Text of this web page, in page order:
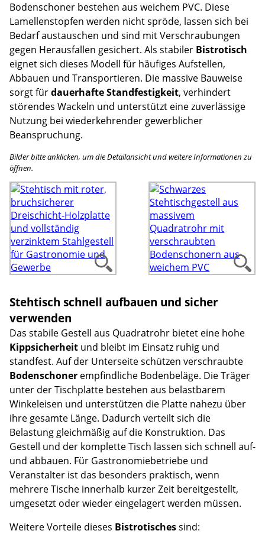
Bodenschoner bestehen aus weichem PVC. Diese
Lamellenstopfen werden nicht spröde, lassen sich bei
Bedarf austauschen und sind mit Verschraubungen
gegen Herausfallen gesichert. Als stabiler Bistrotisch
eignet sich dieses Modell für häufiges Aufstellen,
Abbauen und Transportieren. Die massive Bauweise
sorgt fürdauerhafte Standfestigkeit, verhindert
störendes Wackeln und unterstützt eine zuverlässige
Nutzung bei wiederkehrender gewerblicher
Beanspruchung.
Bilder bitte anklicken, um die Detailansicht und weitere Informationen zu
öffnen.
Stehtisch schnell aufbauen und sicher
verwenden
Das stabile Gestell aus Quadratrohr bietet eine hohe
Kippsicherheit und bleibt im Einsatz ruhig und
standfest. Auf der Unterseite schützen verschraubte
Bodenschoner empfindliche Bodenbeläge. Die Träger
unter der Tischplatte bestehen aus belastbarem
Winkeleisen und unterstützen die Platte nahezu über
ihre gesamte Länge. Dadurch verteilt sich die
Belastung gleichmäßig auf die Konstruktion. Das
Gestell und der komplette Tisch lassen sich schnell auf-
und abbauen. Für Gastronomiebetriebe und
Veranstalter ist das besonders praktisch, wenn
mehrere Tische innerhalb kurzer Zeit bereitgestellt,
umgesetzt oder wieder eingelagert werden müssen.
Weitere Vorteile dieses Bistrotischessind: